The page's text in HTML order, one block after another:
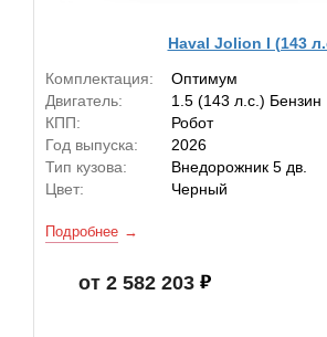
Haval Jolion I (143
Комплектация:
Оптимум
Двигатель:
1.5 (143 л.с.) Бензин
КПП:
Робот
Год выпуска:
2026
Тип кузова:
Внедорожник 5 дв.
Цвет:
Черный
Подробнее
от 2 582 203